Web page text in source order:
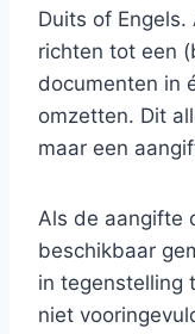
Duits of
richten tot een
documenten in
omzetten. Dit
maar een
Als de aangifte
beschikbaar
in tegenstelling
niet